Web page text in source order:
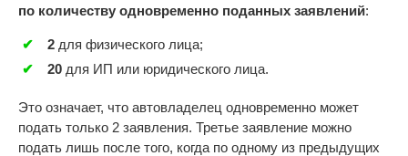
по количеству одновременно поданных заявлений:
2 для физического лица;
20 для ИП или юридического лица.
Это означает, что автовладелец одновременно может
подать только 2 заявления. Третье заявление можно
подать лишь после того, когда по одному из предыдущих